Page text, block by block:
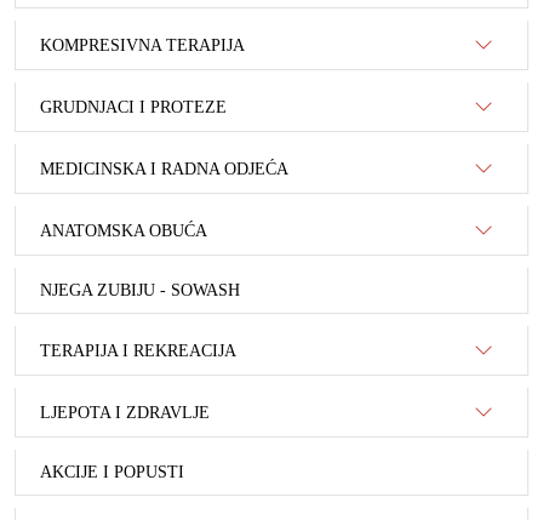
KOMPRESIVNA TERAPIJA
GRUDNJACI I PROTEZE
MEDICINSKA I RADNA ODJEĆA
ANATOMSKA OBUĆA
NJEGA ZUBIJU - SOWASH
TERAPIJA I REKREACIJA
LJEPOTA I ZDRAVLJE
AKCIJE I POPUSTI